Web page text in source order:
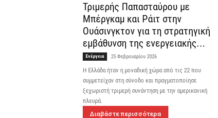
Τριμερής Παπασταύρου με
Μπέργκαμ και Ράιτ στην
Ουάσινγκτον για τη στρατηγική
εμβάθυνση της ενεργειακής...
Ενέργεια 25 Φεβρουαρίου 2026
Η Ελλάδα ήταν η μοναδική χώρα από τις 22 που
συμμετείχαν στη σύνοδο και πραγματοποίησε
ξεχωριστή τριμερή συνάντηση με την αμερικανική
πλευρά.
Διαβάστε περισσότερα